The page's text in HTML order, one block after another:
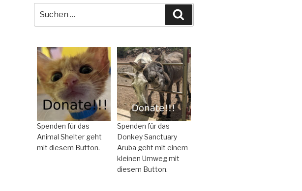
nach:
Spenden für das
Animal Shelter geht
mit diesem Button.
Spenden für das
Donkey Sanctuary
Aruba geht mit einem
kleinen Umweg mit
diesem Button.